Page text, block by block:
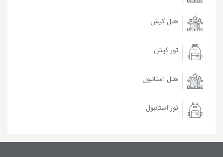
هتل کیش
تور کیش
هتل استانبول
تور استانبول